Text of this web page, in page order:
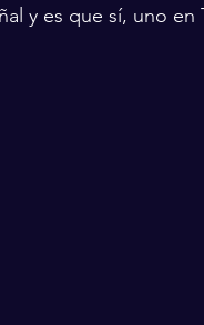
y es que sí, uno